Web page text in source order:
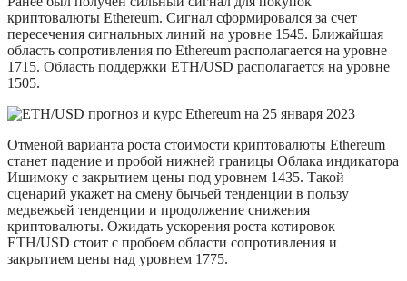
криптовалюты Ethereum. Сигнал сформировался за счет
пересечения сигнальных линий на уровне 1545. Ближайшая
область сопротивления по Ethereum располагается на уровне
1715. Область поддержки ETH/USD располагается на уровне
1505.
Отменой варианта роста стоимости криптовалюты Ethereum
станет падение и пробой нижней границы Облака индикатора
Ишимоку с закрытием цены под уровнем 1435. Такой
сценарий укажет на смену бычьей тенденции в пользу
медвежьей тенденции и продолжение снижения
криптовалюты. Ожидать ускорения роста котировок
ETH/USD стоит с пробоем области сопротивления и
закрытием цены над уровнем 1775.